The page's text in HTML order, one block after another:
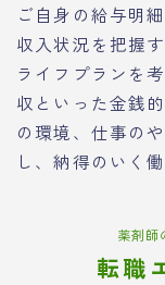
ご自身の給与明
収入状況を把握
ライフプランを
収といった金銭
の環境、仕事の
し、納得のいく
薬剤師
転職